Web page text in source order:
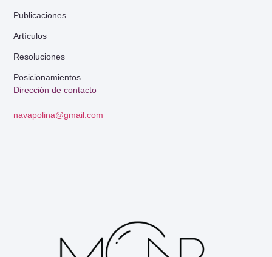
Dirección de contacto
navapolina@gmail.com
Publicaciones
Artículos
Resoluciones
Posicionamientos